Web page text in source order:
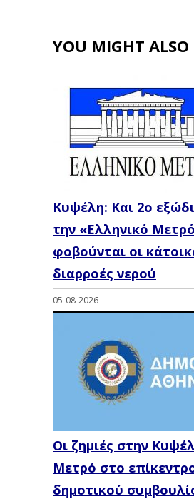
YOU MIGHT ALSO
Κυψέλη: Και 2ο
την «Ελληνικό
φοβούνται οι
διαρροές νερού
05-08-2026
Οι ζημιές στην
Μετρό στο
δημοτικού